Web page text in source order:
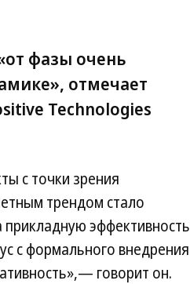
фазы очень
отмечает
Technologies
с точки зрения
трендом стало
эффективность
с формального внедрения
говорит он.